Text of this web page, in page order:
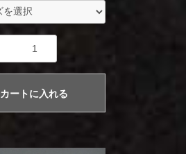
カートに入れる